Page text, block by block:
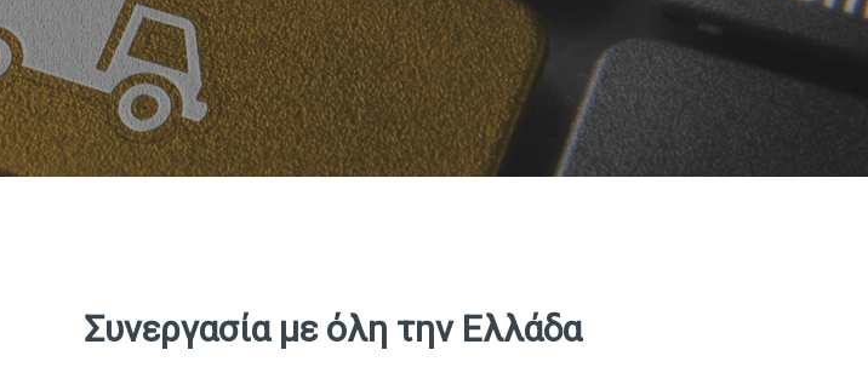
Συνεργασία με όλη την Ελλάδα